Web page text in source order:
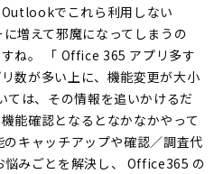
でこれら利用しない
増えて邪魔になってしまうの
ね。 「 Office 365 アプリ多す
数が多い上に、機能変更が大小
は、その情報を追いかけるだ
能確認となるとなかなかやって
キャッチアップや確認／調査代
みごとを解決し、 Office365 の